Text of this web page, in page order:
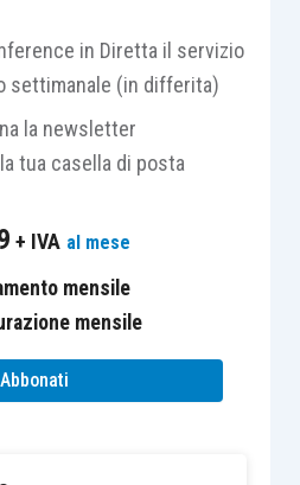
informatica fattura
ogni anno. Si tratta di un
efficiente, che si basa
d’oro che la malavita
a banche, istituti di
Secondo
di software dannosi
in Diretta il servizio
settimanale (in differita)
la newsletter
tua casella di posta
+ IVA al mese
mensile
mensile
Abbonati